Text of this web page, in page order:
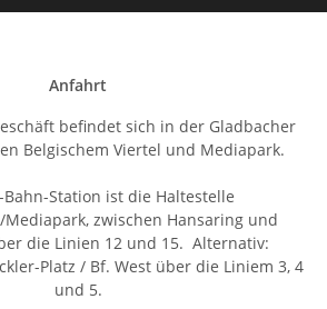
Anfahrt
befindet sich in der Gladbacher
Belgischem Viertel und Mediapark.
Bahn-Station ist die Haltestelle
zwischen Hansaring und
die Linien 12 und 15. Alternativ:
Platz / Bf. West über die Liniem 3, 4
und 5.